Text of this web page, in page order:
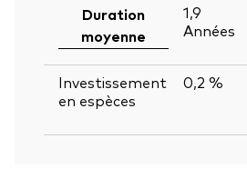
Duration
moyenne
1,9
Années
Investissement
en espèces
0,2 %